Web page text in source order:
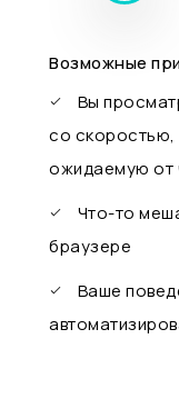
Возможные
Вы
со
ожидаемую от
Что-то
браузере
Ваше